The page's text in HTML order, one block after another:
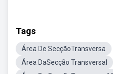
Tags
Área De SecçãoTransversa
Área DaSecção Transversal